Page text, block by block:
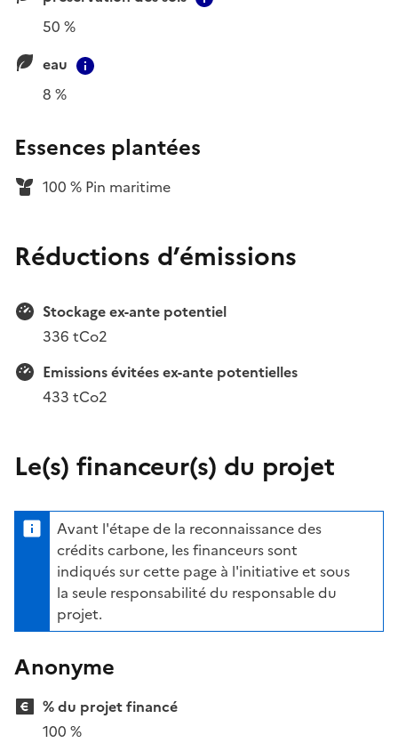
50 %
eau
8 %
Essences plantées
100 % Pin maritime
Réductions d’émissions
Stockage ex-ante potentiel
336 tCo2
Emissions évitées ex-ante potentielles
433 tCo2
Le(s) financeur(s) du projet
Avant l'étape de la reconnaissance des
crédits carbone, les financeurs sont
indiqués sur cette page à l'initiative et sous
la seule responsabilité du responsable du
projet.
Anonyme
% du projet financé
100 %